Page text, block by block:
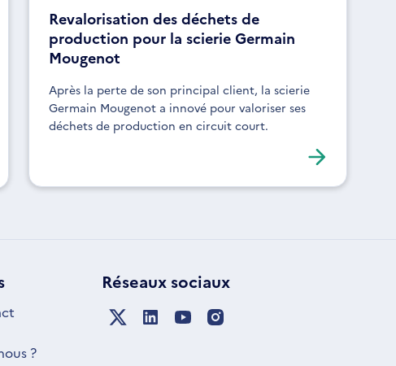
Revalorisation des déchets de
production pour la scierie Germain
Mougenot
Après la perte de son principal client, la scierie
Germain Mougenot a innové pour valoriser ses
déchets de production en circuit court.
?
Réseaux sociaux